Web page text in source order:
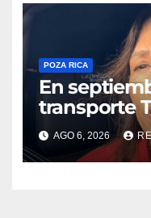
POZA RICA
En
transporte
Rica
AGO 6, 2026